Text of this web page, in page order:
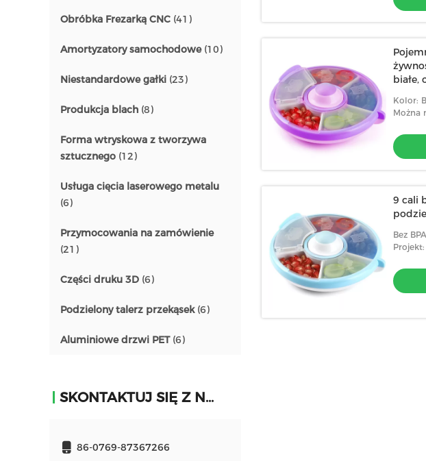
Obróbka Frezarką CNC (41)
Amortyzatory samochodowe(10)
Niestandardowe gałki (23)
Produkcja blach (8)
Forma wtryskowa z tworzywa
sztucznego (12)
Usługa cięcia laserowego metalu
(6)
Przymocowania na zamówienie
(21)
Części druku 3D (6)
Podzielony talerz przekąsek(6)
Aluminiowe drzwi PET(6)
SKONTAKTUJ SIĘ Z NAMI
86-0769-87367266
białe,
Kolor:
Można
9 cali
Bez